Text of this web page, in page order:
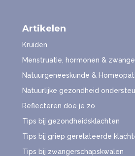
Artikelen
Kruiden
Menstruatie, hormonen &
Natuurgeneeskunde &
Natuurlijke gezondheid
Reflecteren doe je zo
Tips bij gezondheidsklachten
Tips bij griep gerelateerde
Tips bij zwangerschapskwalen